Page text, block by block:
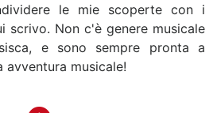
le mie scoperte con i
scrivo. Non c'è genere musicale
e sono sempre pronta a
avventura musicale!